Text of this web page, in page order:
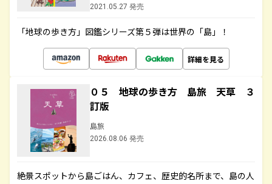
2021.05.27 発売
「地球の歩き方」図鑑シリーズ第５弾は世界の「島」！
詳細を見る
０５ 地球の歩き方 島旅 天草 ３
訂版
島旅
2026.08.06 発売
絶景スポットから島ごはん、カフェ、歴史的名所まで、島の人